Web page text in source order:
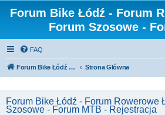
Forum Bike Łódź - Forum
Forum Szosowe -
FAQ
Forum Bike Łódź - Forum Rowerowe Łódź - Forum Szosowe - Forum MTB Strona Główna
Forum Bike Łódź - Forum Rowerowe
Szosowe - Forum MTB - Rejestracja